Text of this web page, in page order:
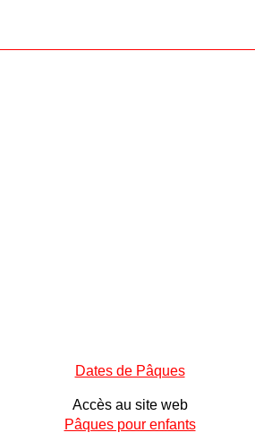
Dates de Pâques
Accès au site web
Pâques pour enfants